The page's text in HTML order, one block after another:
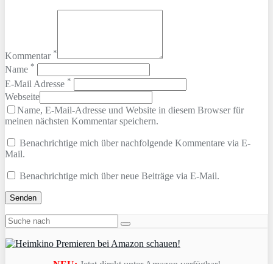
Kommentar *
Name *
E-Mail Adresse *
Webseite
Name, E-Mail-Adresse und Website in diesem Browser für
meinen nächsten Kommentar speichern.
Benachrichtige mich über nachfolgende Kommentare via E-
Mail.
Benachrichtige mich über neue Beiträge via E-Mail.